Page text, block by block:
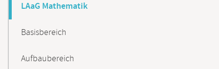
LAaG Mathematik
Basisbereich
Aufbaubereich